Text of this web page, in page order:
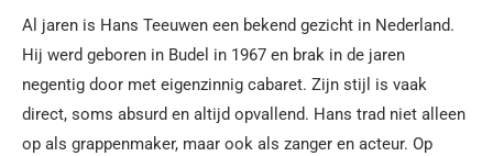
Al jaren is Hans Teeuwen een bekend gezicht in Nederland.
Hij werd geboren in Budel in 1967 en brak in de jaren
negentig door met eigenzinnig cabaret. Zijn stijl is vaak
direct, soms absurd en altijd opvallend. Hans trad niet alleen
op als grappenmaker, maar ook als zanger en acteur. Op